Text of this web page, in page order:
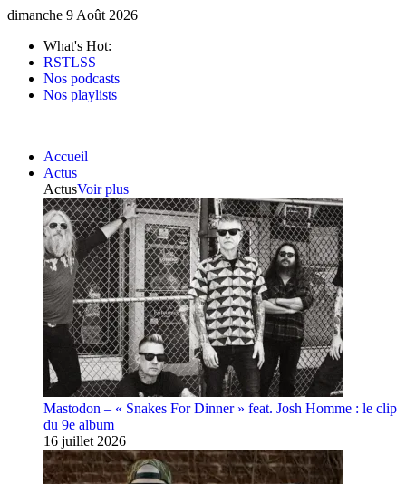
dimanche 9 Août 2026
What's Hot:
RSTLSS
Nos podcasts
Nos playlists
Accueil
Actus
ActusVoir plus
Mastodon – « Snakes For Dinner » feat. Josh Homme : le clip
du 9e album
16 juillet 2026